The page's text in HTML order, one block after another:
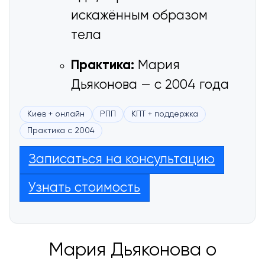
искажённым образом
тела
Практика: Мария
Дьяконова — с 2004 года
Киев + онлайн РПП
КПТ + поддержка
Практика с 2004
Записаться на консультацию
Узнать стоимость
Мария Дьяконова о